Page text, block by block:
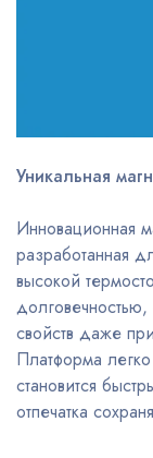
Уникальная
Инновационная
разработанная
высокой
свойств даже
Платформа
становится
отпечатка